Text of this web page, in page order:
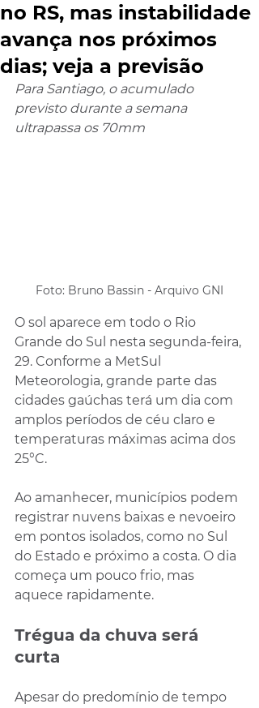
no RS, mas instabilidade
avança nos próximos
dias; veja a previsão
Para Santiago, o acumulado
previsto durante a semana
ultrapassa os 70mm
Foto: Bruno Bassin - Arquivo GNI
O sol aparece em todo o Rio
Grande do Sul nesta segunda-feira,
29. Conforme a MetSul
Meteorologia, grande parte das
cidades gaúchas terá um dia com
amplos períodos de céu claro e
temperaturas máximas acima dos
25°C.
Ao amanhecer, municípios podem
registrar nuvens baixas e nevoeiro
em pontos isolados, como no Sul
do Estado e próximo a costa. O dia
começa um pouco frio, mas
aquece rapidamente.
Trégua da chuva será
curta
Apesar do predomínio de tempo